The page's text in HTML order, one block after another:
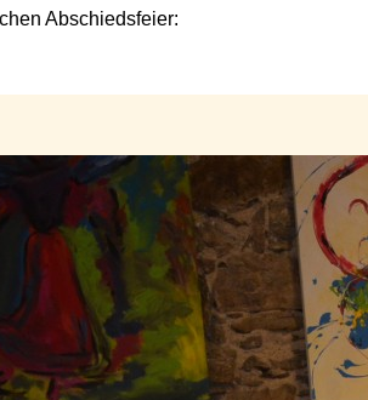
Abschiedsfeier: